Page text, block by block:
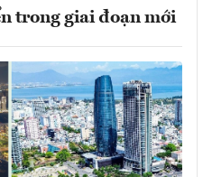
trong giai đoạn mới